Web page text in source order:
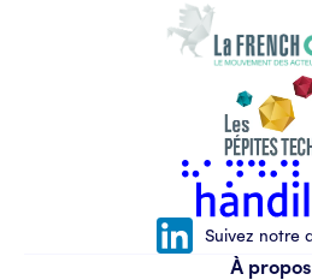
Suivez notre
À propos